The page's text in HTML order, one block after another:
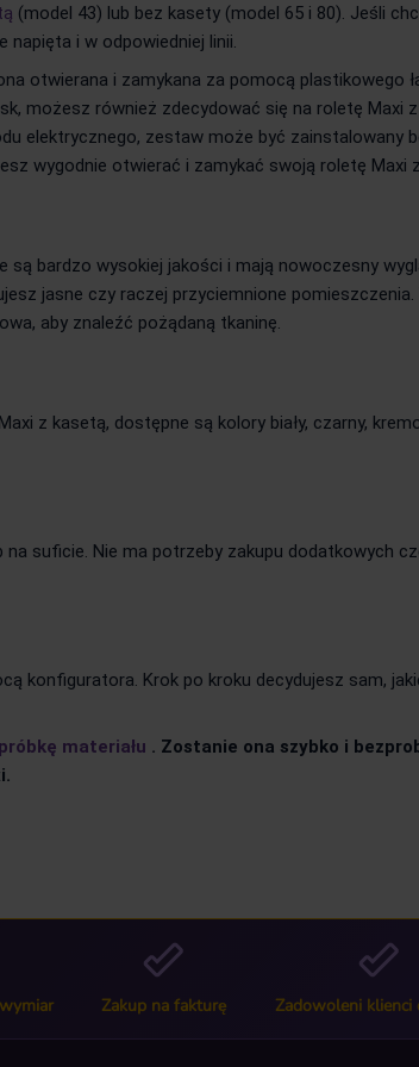
(model 43) lub bez kasety (model 65 i 80). Jeśli
i w odpowiedniej linii.
otwierana i zamykana za pomocą plastikowego
możesz również zdecydować się na roletę Maxi
elektrycznego, zestaw może być zainstalowany
wygodnie otwierać i zamykać swoją roletę Maxi
bardzo wysokiej jakości i mają nowoczesny
jasne czy raczej przyciemnione pomieszczenia.
aby znaleźć pożądaną tkaninę.
z kasetą, dostępne są kolory biały, czarny,
suficie. Nie ma potrzeby zakupu dodatkowych
konfiguratora. Krok po kroku decydujesz sam,
materiału . Zostanie ona szybko i
Zakup na fakturę Zadowoleni klienci